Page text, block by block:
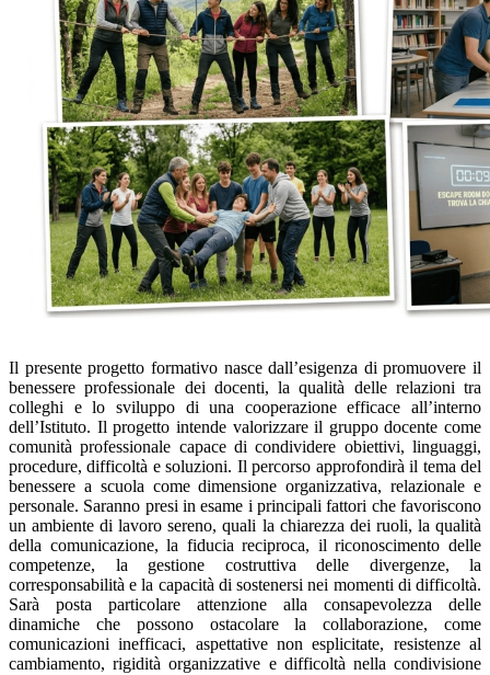
Il presente progetto formativo nasce dall’esigenza di promuovere il
benessere professionale dei docenti, la qualità delle relazioni tra
colleghi e lo sviluppo di una cooperazione efficace all’interno
dell’Istituto. Il progetto intende valorizzare il gruppo docente come
comunità professionale capace di condividere obiettivi, linguaggi,
procedure, difficoltà e soluzioni. Il percorso approfondirà il tema del
benessere a scuola come dimensione organizzativa, relazionale e
personale. Saranno presi in esame i principali fattori che favoriscono
un ambiente di lavoro sereno, quali la chiarezza dei ruoli, la qualità
della comunicazione, la fiducia reciproca, il riconoscimento delle
competenze, la gestione costruttiva delle divergenze, la
corresponsabilità e la capacità di sostenersi nei momenti di difficoltà.
Sarà posta particolare attenzione alla consapevolezza delle
dinamiche che possono ostacolare la collaborazione, come
comunicazioni inefficaci, aspettative non esplicitate, resistenze al
cambiamento, rigidità organizzative e difficoltà nella condivisione